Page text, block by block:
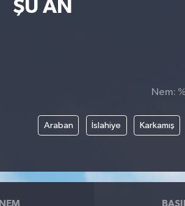
ŞU AN
Nem:
Araban İslahiye Karkamış
NEM